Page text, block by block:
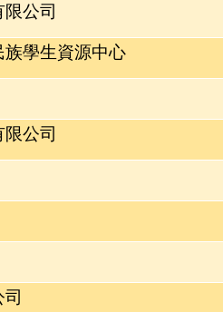
公司
學生資源中心
公司